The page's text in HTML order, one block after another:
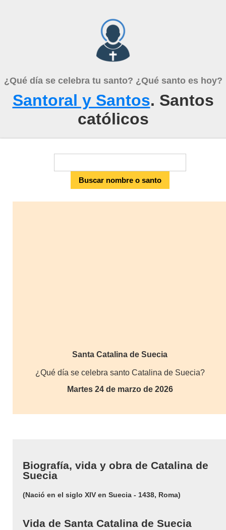
¿Qué día se celebra tu santo? ¿Qué santo es hoy?
Santoral y Santos. Santos
católicos
Santa Catalina de Suecia
¿Qué día se celebra santo Catalina de Suecia?
Martes 24 de marzo de 2026
Biografía, vida y obra de Catalina de
Suecia
(Nació en el siglo XIV en Suecia - 1438, Roma)
Vida de Santa Catalina de Suecia